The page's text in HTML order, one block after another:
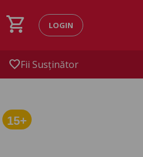
shopping_cart LOGIN
favoriteFii Susținător
15+